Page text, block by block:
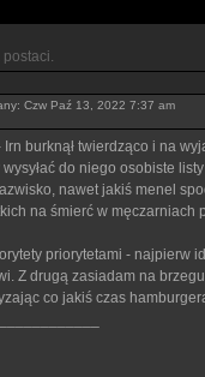
postaci.
Czw Paź 13, 2022 7:37 am
Irn burknął twierdząco i na
wysyłać do niego osobiste
nawet jakiś menel
na śmierć w męczarniach
priorytetami - najpierw
Z drugą zasiadam na
co jakiś czas